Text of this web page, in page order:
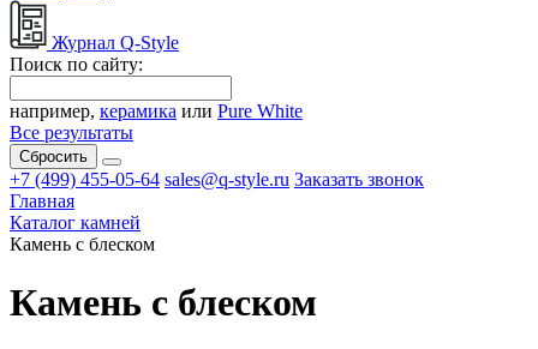
Журнал Q-Style
Поиск по сайту:
например, керамика или Pure White
Все результаты
Сбросить
+7 (499) 455-05-64 sales@q-style.ru Заказать звонок
Главная
Каталог камней
Камень с блеском
Камень с блеском